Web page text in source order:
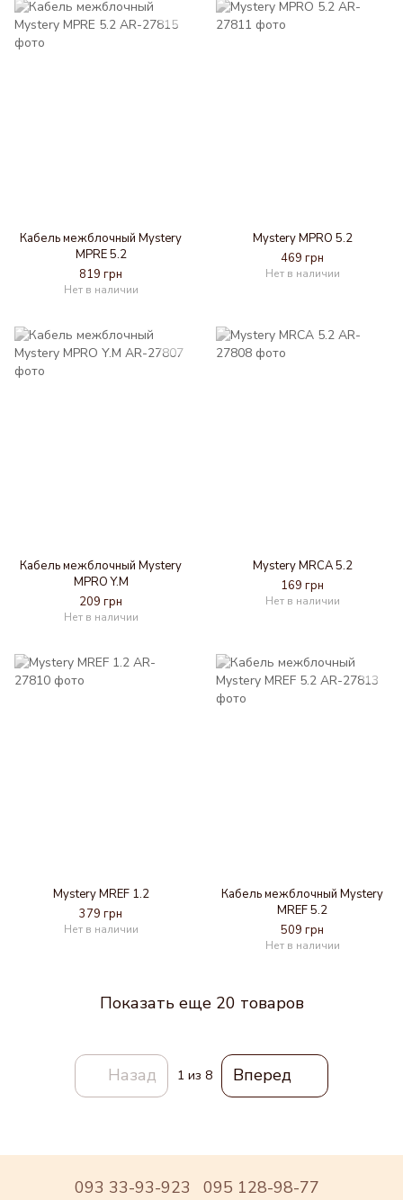
Кабель межблочный Mystery
MPRE 5.2
819 грн
Нет в наличии
Mystery MPRO 5.2
469 грн
Нет в наличии
Кабель межблочный Mystery
MPRO Y.M
209 грн
Нет в наличии
Mystery MRCA 5.2
169 грн
Нет в наличии
Mystery MREF 1.2
379 грн
Нет в наличии
Кабель межблочный Mystery
MREF 5.2
509 грн
Нет в наличии
Показать еще 20 товаров
Назад 1 из 8 Вперед
093 33-93-923 095 128-98-77